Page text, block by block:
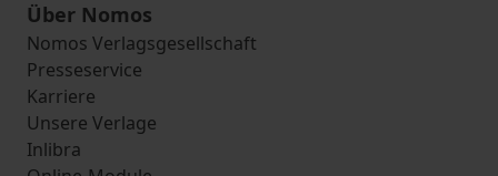
Über Nomos
Nomos Verlagsgesellschaft
Presseservice
Karriere
Unsere Verlage
Inlibra